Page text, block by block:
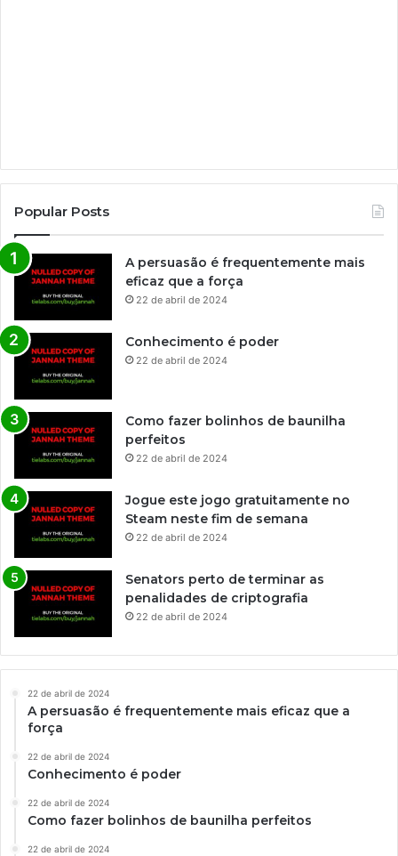
Popular Posts
A persuasão é frequentemente mais
eficaz que a força
22 de abril de 2024
Conhecimento é poder
22 de abril de 2024
Como fazer bolinhos de baunilha
perfeitos
22 de abril de 2024
Jogue este jogo gratuitamente no
Steam neste fim de semana
22 de abril de 2024
Senators perto de terminar as
penalidades de criptografia
22 de abril de 2024
22 de abril de 2024
A persuasão é frequentemente mais eficaz que a
força
22 de abril de 2024
Conhecimento é poder
22 de abril de 2024
Como fazer bolinhos de baunilha perfeitos
22 de abril de 2024